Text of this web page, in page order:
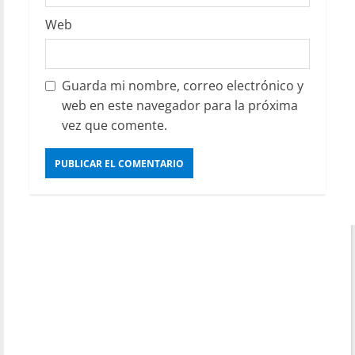
Web
Guarda mi nombre, correo electrónico y
web en este navegador para la próxima
vez que comente.